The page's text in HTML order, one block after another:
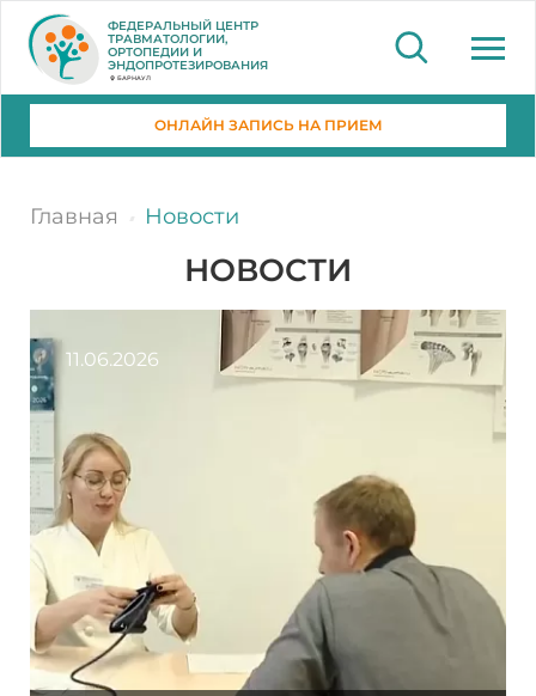
ФЕДЕРАЛЬНЫЙ ЦЕНТР
ТРАВМАТОЛОГИИ,
ОРТОПЕДИИ И
ЭНДОПРОТЕЗИРОВАНИЯ
БАРНАУЛ
ОНЛАЙН ЗАПИСЬ НА ПРИЕМ
Главная Новости
НОВОСТИ
11.06.2026